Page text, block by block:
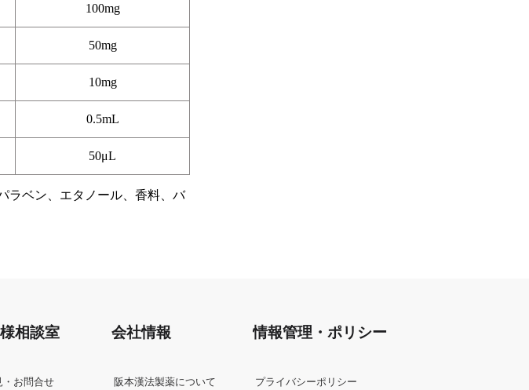
100mg
50mg
10mg
0.5mL
50μL
ラベン、エタノール、香料、バ
相談室
・お問合せ
会社情報
阪本漢法製薬について
情報管理・ポリシー
プライバシーポリシー